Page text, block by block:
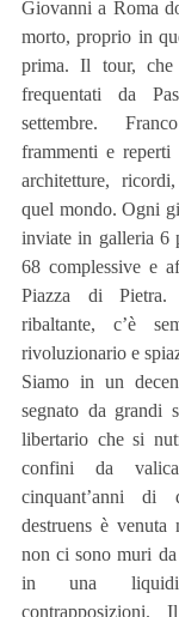
Giovanni a Roma
morto, proprio in
prima. Il tour,
frequentati da
settembre.
frammenti e
architetture,
quel mondo. Ogni
inviate in galleria 6
68 complessive e
Piazza di
ribaltante, c’è
rivoluzionario e
Siamo in un
segnato da grandi
libertario che si
confini da
cinquant’anni di
destruens è venuta
non ci sono muri
in una
contrapposizioni.